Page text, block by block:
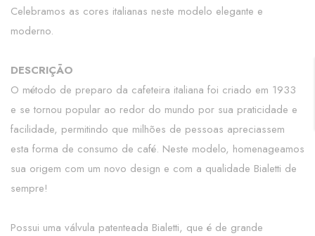
Celebramos as cores italianas neste modelo elegante e
moderno.
DESCRIÇÃO
O método de preparo da cafeteira italiana foi criado em 1933
e se tornou popular ao redor do mundo por sua praticidade e
facilidade, permitindo que milhões de pessoas apreciassem
esta forma de consumo de café. Neste modelo, homenageamos
sua origem com um novo design e com a qualidade Bialetti de
sempre!
Possui uma válvula patenteada Bialetti, que é de grande